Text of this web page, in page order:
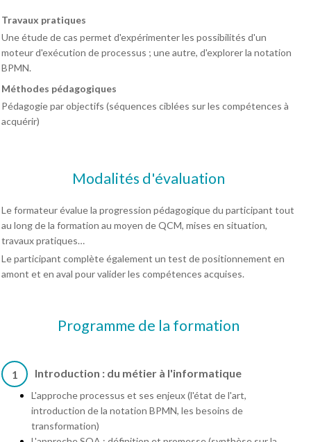
Travaux pratiques
Une étude de cas permet d'expérimenter les possibilités d'un
moteur d'exécution de processus ; une autre, d'explorer la notation
BPMN.
Méthodes pédagogiques
Pédagogie par objectifs (séquences ciblées sur les compétences à
acquérir)
Modalités d'évaluation
Le formateur évalue la progression pédagogique du participant tout
au long de la formation au moyen de QCM, mises en situation,
travaux pratiques…
Le participant complète également un test de positionnement en
amont et en aval pour valider les compétences acquises.
Programme de la formation
1 Introduction : du métier à l'informatique
L'approche processus et ses enjeux (l'état de l'art,
introduction de la notation BPMN, les besoins de
transformation)